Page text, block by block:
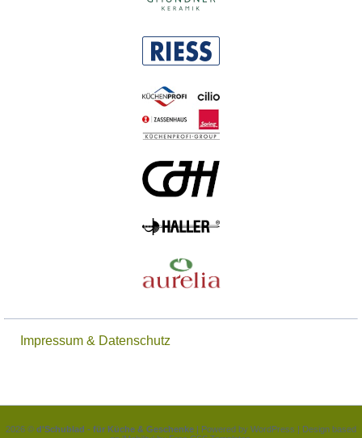
Impressum & Datenschutz
2026 © d'Schublad - für Küche & Geschenke | Powered by WordPress | Design based